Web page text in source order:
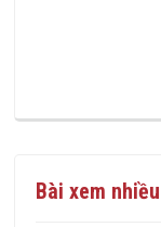
Bài xem nhiều